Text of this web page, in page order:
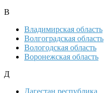
В
Владимирская область
Волгоградская область
Вологодская область
Воронежская область
Д